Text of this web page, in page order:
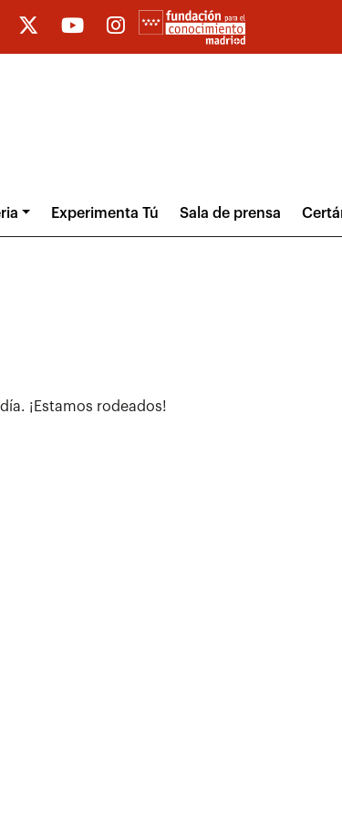
Experimenta Tú Sala de prensa
¡Estamos rodeados!